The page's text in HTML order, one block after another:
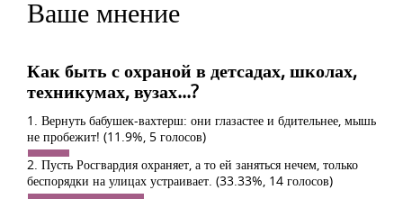
Ваше мнение
Как быть с охраной в детсадах, школах,
техникумах, вузах...?
1. Вернуть бабушек-вахтерш: они глазастее и бдительнее, мышь
не пробежит! (11.9%, 5 голосов)
2. Пусть Росгвардия охраняет, а то ей заняться нечем, только
беспорядки на улицах устраивает. (33.33%, 14 голосов)